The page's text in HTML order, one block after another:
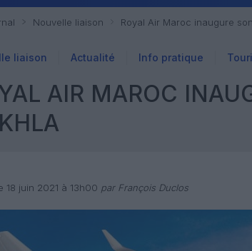
Nouvelle liaison Royal Air Maroc inaugure
liaison Actualité Info pratique
AIR MAROC
18 juin 2021 à 13h00 par François Duclos